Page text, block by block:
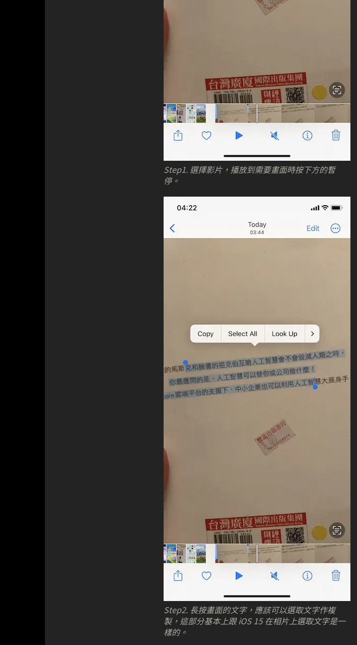
Step1. 選擇影片，播放到需要畫面時按下方的暫
停。
Step2. 長按畫面的文字，應該可以選取文字作複
製，這部分基本上跟 iOS 15 在相片上選取文字是一
樣的。